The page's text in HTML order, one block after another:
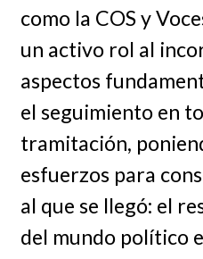
como la COS y
un activo rol al
aspectos
el seguimiento en
tramitación,
esfuerzos para
al que se llegó: el
del mundo político